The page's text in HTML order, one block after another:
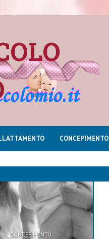
CONCEPIMENTO
CONCEPIMENTO